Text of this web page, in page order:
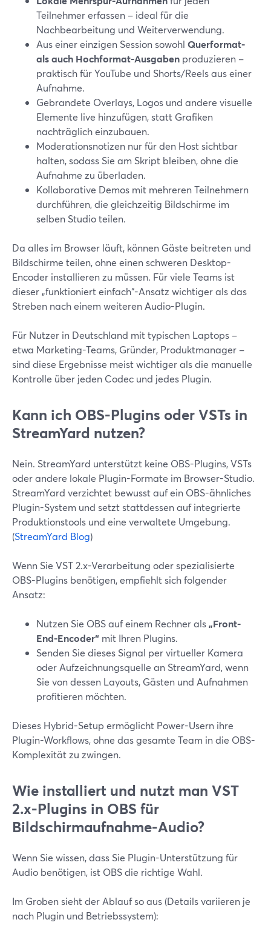
Teilnehmer erfassen – ideal für die
Nachbearbeitung und Weiterverwendung.
Aus einer einzigen Session sowohl Querformat-
als auch Hochformat-Ausgaben produzieren –
praktisch für YouTube und Shorts/Reels aus einer
Aufnahme.
Gebrandete Overlays, Logos und andere visuelle
Elemente live hinzufügen, statt Grafiken
nachträglich einzubauen.
Moderationsnotizen nur für den Host sichtbar
halten, sodass Sie am Skript bleiben, ohne die
Aufnahme zu überladen.
Kollaborative Demos mit mehreren Teilnehmern
durchführen, die gleichzeitig Bildschirme im
selben Studio teilen.
Da alles im Browser läuft, können Gäste beitreten und
Bildschirme teilen, ohne einen schweren Desktop-
Encoder installieren zu müssen. Für viele Teams ist
dieser „funktioniert einfach“-Ansatz wichtiger als das
Streben nach einem weiteren Audio-Plugin.
Für Nutzer in Deutschland mit typischen Laptops –
etwa Marketing-Teams, Gründer, Produktmanager –
sind diese Ergebnisse meist wichtiger als die manuelle
Kontrolle über jeden Codec und jedes Plugin.
Kann ich OBS-Plugins oder VSTs in
StreamYard nutzen?
Nein. StreamYard unterstützt keine OBS-Plugins, VSTs
oder andere lokale Plugin-Formate im Browser-Studio.
StreamYard verzichtet bewusst auf ein OBS-ähnliches
Plugin-System und setzt stattdessen auf integrierte
Produktionstools und eine verwaltete Umgebung.
(StreamYard Blog)
Wenn Sie VST 2.x-Verarbeitung oder spezialisierte
OBS-Plugins benötigen, empfiehlt sich folgender
Ansatz:
Nutzen Sie OBS auf einem Rechner als„Front-
End-Encoder“ mit Ihren Plugins.
Senden Sie dieses Signal per virtueller Kamera
oder Aufzeichnungsquelle an StreamYard, wenn
Sie von dessen Layouts, Gästen und Aufnahmen
profitieren möchten.
Dieses Hybrid-Setup ermöglicht Power-Usern ihre
Plugin-Workflows, ohne das gesamte Team in die OBS-
Komplexität zu zwingen.
Wie installiert und nutzt man VST
2.x-Plugins in OBS für
Bildschirmaufnahme-Audio?
Wenn Sie wissen, dass Sie Plugin-Unterstützung für
Audio benötigen, ist OBS die richtige Wahl.
Im Groben sieht der Ablauf so aus (Details variieren je
nach Plugin und Betriebssystem):